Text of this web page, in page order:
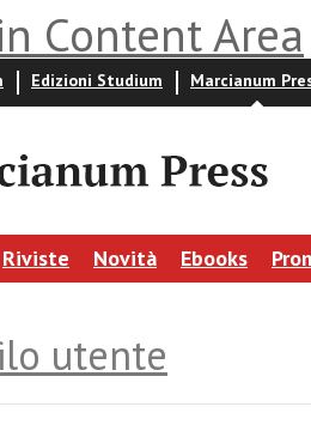
Content Area
Edizioni Studium Marcianum
Riviste Novità Ebooks
utente